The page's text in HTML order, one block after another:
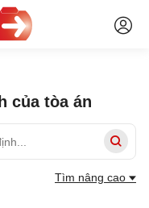
của tòa án
Tìm nâng cao